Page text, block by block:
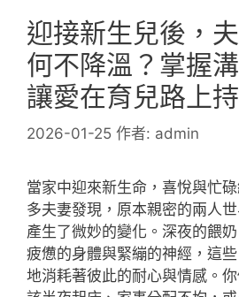
迎接新生兒後，
何不降溫？掌握
讓愛在育兒路上
2026-01-25 作者: admin
當家中迎來新生命，喜悅與忙
多夫妻發現，原本親密的兩人
產生了微妙的變化。深夜的餵
疲憊的身體與緊繃的神經，這
地消耗著彼此的耐心與情感。